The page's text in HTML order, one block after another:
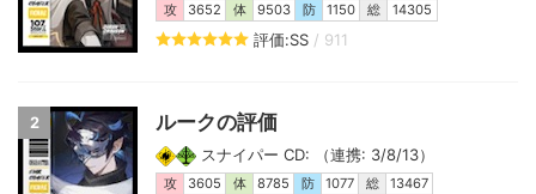
攻 3652 体 9503 防 1150 総 14305
評価:SS / 911
2 ルークの評価
スナイパー CD: （連携: 3/8/13）
攻 3605 体 8785 防 1077 総 13467